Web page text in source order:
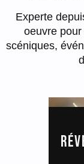
Experte
oeuvre pour
scéniques,